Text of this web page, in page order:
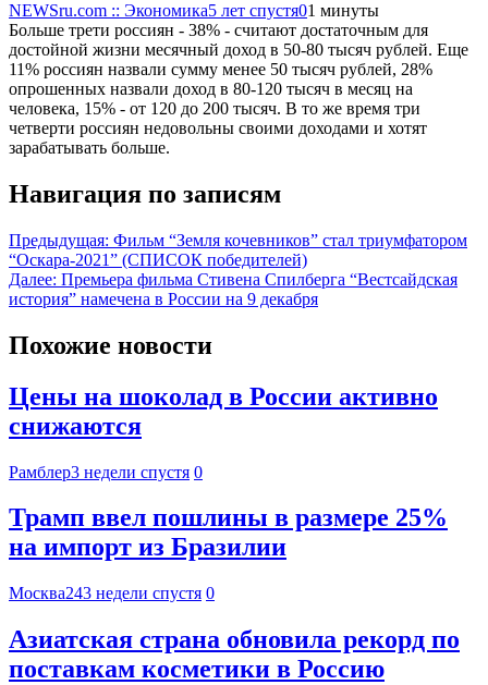
NEWSru.com :: Экономика5 лет спустя01 минуты
Больше трети россиян - 38% - считают достаточным для
достойной жизни месячный доход в 50-80 тысяч рублей. Еще
11% россиян назвали сумму менее 50 тысяч рублей, 28%
опрошенных назвали доход в 80-120 тысяч в месяц на
человека, 15% - от 120 до 200 тысяч. В то же время три
четверти россиян недовольны своими доходами и хотят
зарабатывать больше.
Навигация по записям
Предыдущая: Фильм “Земля кочевников” стал триумфатором
“Оскара-2021” (СПИСОК победителей)
Далее: Премьера фильма Стивена Спилберга “‎Вестсайдская
история” намечена в России на 9 декабря
Похожие новости
Цены на шоколад в России активно
снижаются
Рамблер3 недели спустя 0
Трамп ввел пошлины в размере 25%
на импорт из Бразилии
Москва243 недели спустя 0
Азиатская страна обновила рекорд по
поставкам косметики в Россию